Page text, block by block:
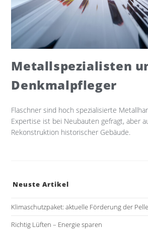
Metallspezialisten
Denkmalpfleger
Flaschner sind hoch spezialisierte
Expertise ist bei Neubauten gefragt, aber
Rekonstruktion historischer Gebäude.
Neuste Artikel
Klimaschutzpaket: aktuelle Förderung der
Richtig Lüften – Energie sparen